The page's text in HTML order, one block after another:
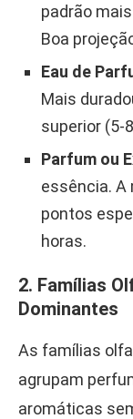
padrão
Boa
Eau de
Mais
superior (5-
Parfum ou
essência. A
pontos
horas.
2. Famílias
Dominantes
As famílias
agrupam
aromáticas